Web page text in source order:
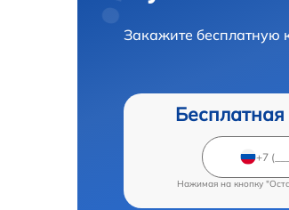
Закажите бесплатную
Нажимая на кнопку